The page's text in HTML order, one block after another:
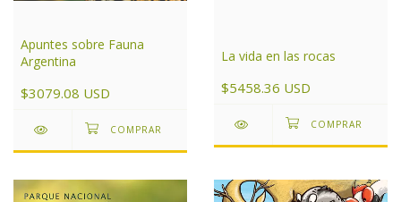
Apuntes sobre Fauna
Argentina
$3079.08 USD
La vida en las rocas
$5458.36 USD